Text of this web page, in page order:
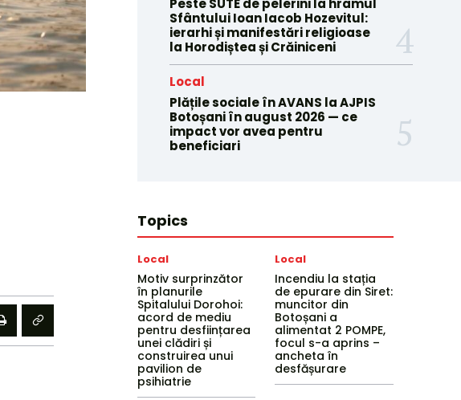
Peste SUTE de pelerini la hramul
Sfântului Ioan Iacob Hozevitul:
ierarhi și manifestări religioase
la Horodiștea și Crăiniceni
Local
Plățile sociale în AVANS la AJPIS
Botoșani în august 2026 — ce
impact vor avea pentru
beneficiari
Topics
Local
Motiv surprinzător
în planurile
Spitalului Dorohoi:
acord de mediu
pentru desființarea
unei clădiri și
construirea unui
pavilion de
psihiatrie
Local
Incendiu la stația
de epurare din Siret:
muncitor din
Botoșani a
alimentat 2 POMPE,
focul s-a aprins –
ancheta în
desfășurare